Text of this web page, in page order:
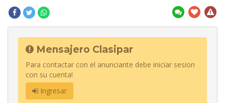
Mensajero Clasipar
Para contactar con el anunciante debe iniciar sesion
con su cuenta!
Ingresar